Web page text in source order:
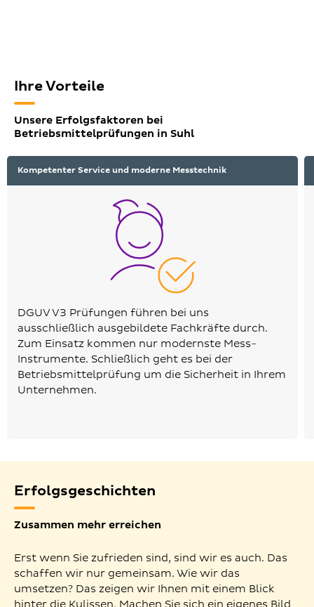
Ihre Vorteile
Unsere Erfolgsfaktoren bei
Betriebsmittelprüfungen in Suhl
Kompetenter Service und moderne Messtechnik
DGUV V3 Prüfungen führen bei uns
ausschließlich ausgebildete Fachkräfte durch.
Zum Einsatz kommen nur modernste Mess-
Instrumente. Schließlich geht es bei der
Betriebsmittelprüfung um die Sicherheit in Ihrem
Unternehmen.
Erfolgsgeschichten
Zusammen mehr erreichen
Erst wenn Sie zufrieden sind, sind wir es auch. Das
schaffen wir nur gemeinsam. Wie wir das
umsetzen? Das zeigen wir Ihnen mit einem Blick